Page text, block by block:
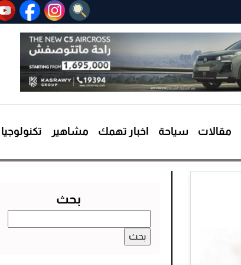
مقالات سياحة اخبار تهمك مشاهير تكنولوجيا
بحث
عن: